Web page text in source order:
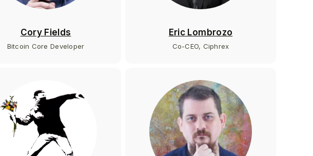
Cory Fields
Bitcoin Core Developer
Eric Lombrozo
Co-CEO, Ciphrex